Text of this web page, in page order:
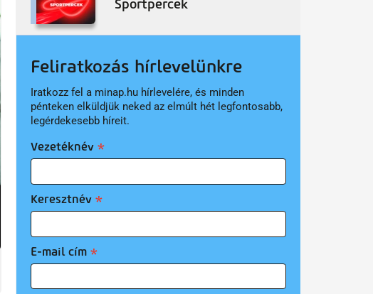
Sportpercek
Feliratkozás hírlevelünkre
Iratkozz fel a minap.hu hírlevelére, és minden
pénteken elküldjük neked az elmúlt hét legfontosabb,
legérdekesebb híreit.
Vezetéknév
Keresztnév
E-mail cím